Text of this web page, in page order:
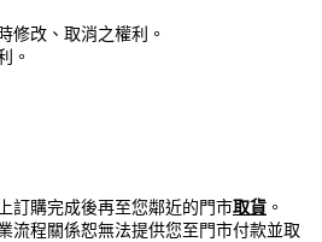
修改、取消之權利。
。
訂購完成後再至您鄰近的門市取貨 。
流程關係恕無法提供您至門市付款並取